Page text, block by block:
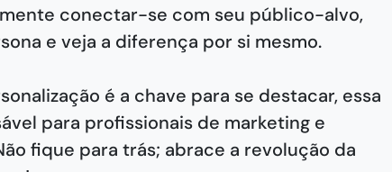
conectar-se com seu público-alvo,
e veja a diferença por si mesmo.
é a chave para se destacar, essa
para profissionais de marketing e
fique para trás; abrace a revolução da